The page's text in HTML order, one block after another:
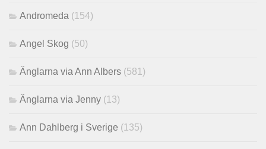
Andromeda (154)
Angel Skog (50)
Änglarna via Ann Albers (581)
Änglarna via Jenny (13)
Ann Dahlberg i Sverige (135)